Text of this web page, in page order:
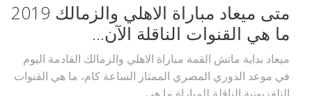
متى ميعاد مباراة الاهلي والزمالك 2019
ما هي القنوات الناقلة الآن...
ميعاد بداية ماتش القمة مباراة الاهلي والزمالك القادمة اليوم
في موعد الدوري المصري الممتاز الساعة كام، ما هي القنوات